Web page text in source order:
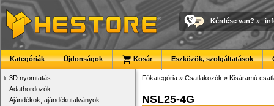
Kérdése van? »
Kategóriák Újdonságok Kosár Eszközök, szolgáltatások
3D nyomtatás
Adathordozók
Ajándékok, ajándékutalványok
Főkategória » Csatlakozók » Kisáramú
NSL25-4G